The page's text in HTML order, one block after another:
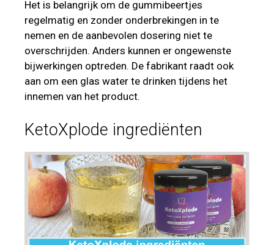
Het is belangrijk om de gummibeertjes
regelmatig en zonder onderbrekingen in te
nemen en de aanbevolen dosering niet te
overschrijden. Anders kunnen er ongewenste
bijwerkingen optreden. De fabrikant raadt ook
aan om een glas water te drinken tijdens het
innemen van het product.
KetoXplode ingrediënten